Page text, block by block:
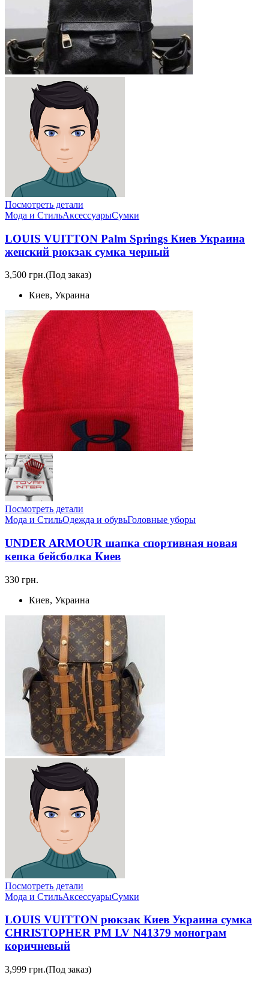
Посмотреть детали
Мода и СтильАксессуарыСумки
LOUIS VUITTON Palm Springs Киев Украина
женский рюкзак сумка черный
3,500 грн.(Под заказ)
Киев, Украина
Посмотреть детали
Мода и СтильОдежда и обувьГоловные уборы
UNDER ARMOUR шапка спортивная новая
кепка бейсболка Киев
330 грн.
Киев, Украина
Посмотреть детали
Мода и СтильАксессуарыСумки
LOUIS VUITTON рюкзак Киев Украина сумка
CHRISTOPHER PM LV N41379 монограм
коричневый
3,999 грн.(Под заказ)